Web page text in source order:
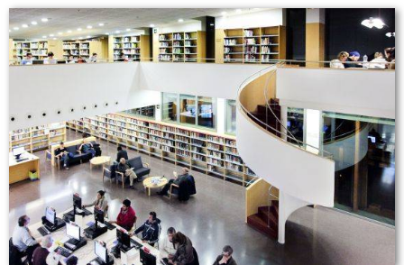
PER
SCOPRIRE
BARCELLONA
CON
GLI
OCCHI
DI
UN
BARCELLONESE